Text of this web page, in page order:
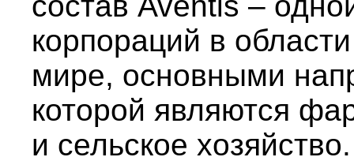
корпораций в
мире, основными
которой являются
и сельское хозяйство.